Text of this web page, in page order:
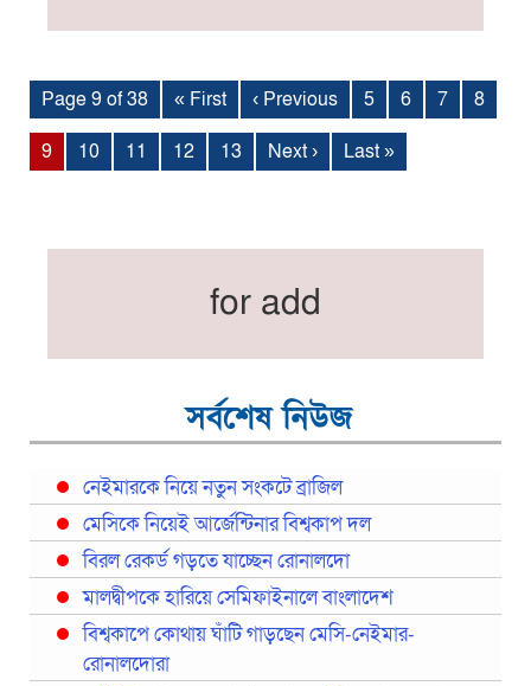
Page 9 of 38 « First ‹ Previous 5 6 7
8
9
10 11 12 13 Next › Last »
for add
সর্বশেষ নিউজ
নেইমারকে নিয়ে নতুন সংকটে ব্রাজিল
মেসিকে নিয়েই আর্জেন্টিনার বিশ্বকাপ দল
বিরল রেকর্ড গড়তে যাচ্ছেন রোনালদো
মালদ্বীপকে হারিয়ে সেমিফাইনালে বাংলাদেশ
বিশ্বকাপে কোথায় ঘাঁটি গাড়ছেন মেসি-নেইমার-
রোনালদোরা